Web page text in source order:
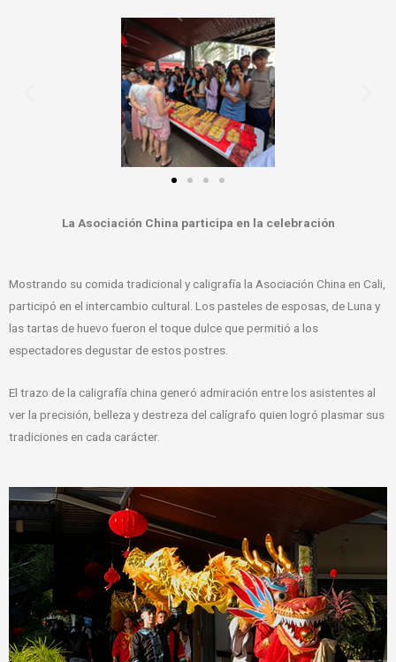
La Asociación China participa en la celebración
Mostrando su comida tradicional y caligrafía la Asociación China en Cali,
participó en el intercambio cultural. Los pasteles de esposas, de Luna y
las tartas de huevo fueron el toque dulce que permitió a los
espectadores degustar de estos postres.
El trazo de la caligrafía china generó admiración entre los asistentes al
ver la precisión, belleza y destreza del calígrafo quien logró plasmar sus
tradiciones en cada carácter.